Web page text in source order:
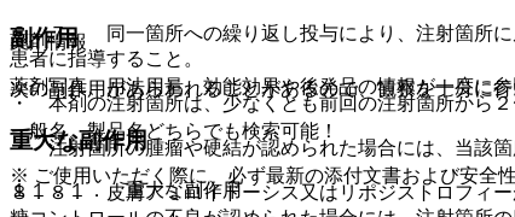
８．７． 同一箇所への繰り返し投与により、注射箇所
患者に指導すること。
・ 本剤の注射箇所は、少なくとも前回の注射箇所から
・ 注射箇所の腫瘤や硬結が認められた場合には、当該箇
８．８． 皮膚アミロイドーシス又はリポジストロフィ
副作用
次の副作用があらわれることがあるので、観察を十分に
重大な副作用
１１．１． 重大な副作用
薬剤情報
薬剤写真、用法用量、効能効果や後発品の情報が一度に
一般名、製品名どちらでも検索可能！
※ ご使用いただく際に、必ず最新の添付文書および安全